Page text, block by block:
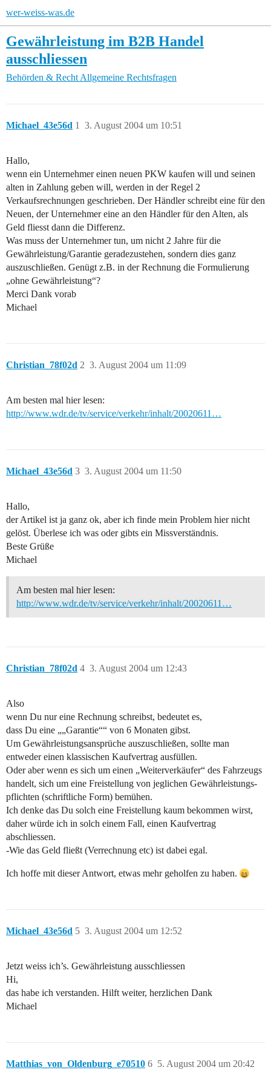
wer-weiss-was.de
Gewährleistung im B2B Handel
ausschliessen
Behörden & Recht Allgemeine Rechtsfragen
Michael_43e56d 3. August 2004 um 10:51
1
Hallo,
wenn ein Unternehmer einen neuen PKW kaufen will und seinen
alten in Zahlung geben will, werden in der Regel 2
Verkaufsrechnungen geschrieben. Der Händler schreibt eine für den
Neuen, der Unternehmer eine an den Händler für den Alten, als
Geld fliesst dann die Differenz.
Was muss der Unternehmer tun, um nicht 2 Jahre für die
Gewährleistung/Garantie geradezustehen, sondern dies ganz
auszuschließen. Genügt z.B. in der Rechnung die Formulierung
„ohne Gewährleistung“?
Merci Dank vorab
Michael
Christian_78f02d 3. August 2004 um 11:09
2
Am besten mal hier lesen:
http://www.wdr.de/tv/service/verkehr/inhalt/20020611…
Michael_43e56d 3. August 2004 um 11:50
3
Hallo,
der Artikel ist ja ganz ok, aber ich finde mein Problem hier nicht
gelöst. Überlese ich was oder gibts ein Missverständnis.
Beste Grüße
Michael
Am besten mal hier lesen:
http://www.wdr.de/tv/service/verkehr/inhalt/20020611…
Christian_78f02d 3. August 2004 um 12:43
4
Also
wenn Du nur eine Rechnung schreibst, bedeutet es,
dass Du eine „„Garantie““ von 6 Monaten gibst.
Um Gewährleistungsansprüche auszuschließen, sollte man
entweder einen klassischen Kaufvertrag ausfüllen.
Oder aber wenn es sich um einen „Weiterverkäufer“ des Fahrzeugs
handelt, sich um eine Freistellung von jeglichen Gewährleistungs-
pflichten (schriftliche Form) bemühen.
Ich denke das Du solch eine Freistellung kaum bekommen wirst,
daher würde ich in solch einem Fall, einen Kaufvertrag
abschliessen.
-Wie das Geld fließt (Verrechnung etc) ist dabei egal.
Ich hoffe mit dieser Antwort, etwas mehr geholfen zu haben.
Michael_43e56d 3. August 2004 um 12:52
5
Jetzt weiss ich’s. Gewährleistung ausschliessen
Hi,
das habe ich verstanden. Hilft weiter, herzlichen Dank
Michael
Matthias_von_Oldenburg_e70510 5. August 2004 um 20:42
6